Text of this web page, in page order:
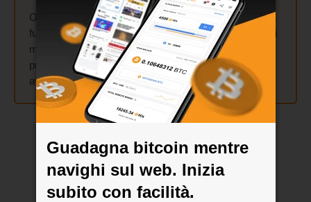
Guadagna bitcoin mentre
navighi sul web. Inizia
subito con facilità.
Ottieni un mining fino a300 volte più veloceusando la
funzione Cloud.Boost sul tuo dispositivo mobile! Attiva i
moltiplicatoriX2, X5,X10o X15e combinali come
preferisci: si sommeranno e accorderanno una volta
avviato il mining.